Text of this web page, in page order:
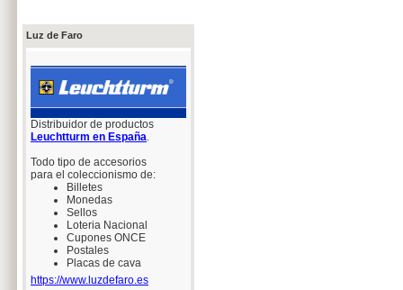
Luz de Faro
Distribuidor de productos
Leuchtturm en España.
Todo tipo de accesorios
para el coleccionismo de:
Billetes
Monedas
Sellos
Loteria Nacional
Cupones ONCE
Postales
Placas de cava
https://www.luzdefaro.es